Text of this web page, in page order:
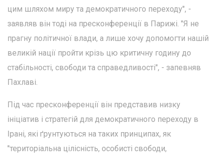
цим шляхом миру та демократичного переходу", -
заявляв він тоді на пресконференції в Парижі. "Я не
прагну політичної влади, а лише хочу допомогти нашій
великій нації пройти крізь цю критичну годину до
стабільності, свободи та справедливості", - запевняв
Пахлаві.
Під час пресконференції він представив низку
ініціатив і стратегій для демократичного переходу в
Ірані, які ґрунтуються на таких принципах, як
"територіальна цілісність, особисті свободи,